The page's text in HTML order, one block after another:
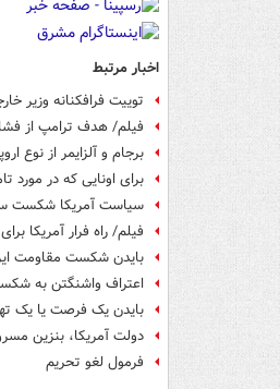
اخبار مرتبط
توییت فرافکنانه وزیر
فیلم/ هدف ترامپ از
برجام و آلزایمر از نوع
برای اونایی که در مورد
سیاست آمریکا شکست
فیلم/ راه فرار آمریکا
بایدن شکست مقاومت
اعتراف واشنگتن به
بایدن یک فرصت یا یک
دولت آمریکا، بنزین
فرمول لغو تحریم